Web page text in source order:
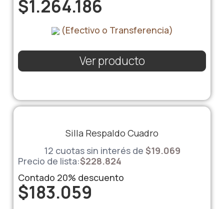
$1.264.186
(Efectivo o Transferencia)
Ver producto
Silla Respaldo Cuadro
12 cuotas sin interés de $19.069
Precio de lista:$228.824
Contado 20% descuento
$183.059